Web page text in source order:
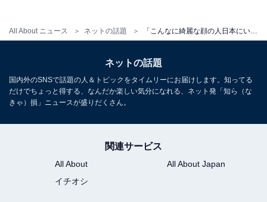
All About ニュース ネットの話題
ネットの話題
国内外のSNSで話題の人＆トピックをタイムリーにお届けします。知ってる
だけでちょっと得する、なんだか楽しい気分になれる、ネット発「知ら（な
きゃ）損」ニュースが盛りだくさん。
関連サービス
All About
All About Japan
イチオシ